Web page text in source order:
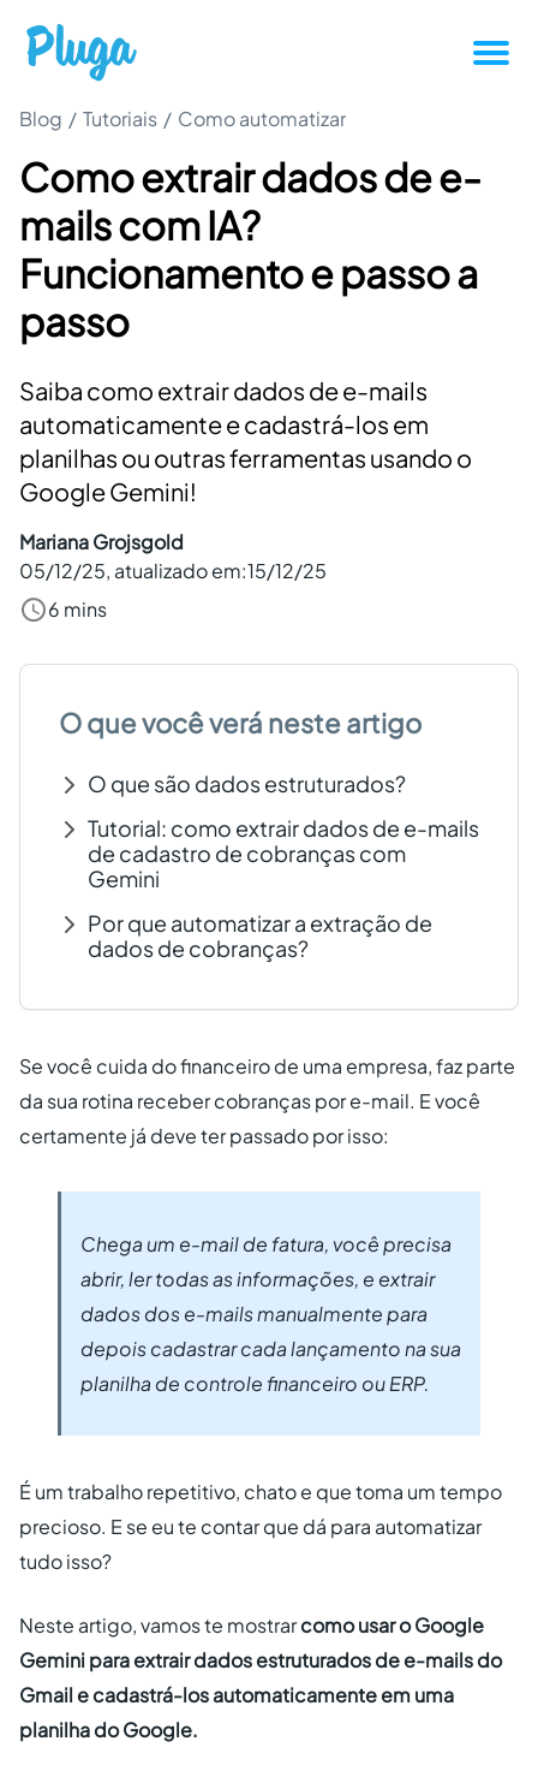
Tutoriais
Produtividade
Novidades da Pluga
Outros
Entrar
Criar conta grátis
Blog / Tutoriais / Como automatizar
Como extrair dados de e-
mails com IA?
Funcionamento e passo a
passo
Saiba como extrair dados de e-mails
automaticamente e cadastrá-los em
planilhas ou outras ferramentas usando o
Google Gemini!
Mariana Grojsgold
05/12/25, atualizado em:15/12/25
6 mins
O que você verá neste artigo
O que são dados estruturados?
Tutorial: como extrair dados de e-mails
de cadastro de cobranças com
Gemini
Por que automatizar a extração de
dados de cobranças?
Se você cuida do financeiro de uma empresa, faz parte
da sua rotina receber cobranças por e-mail. E você
certamente já deve ter passado por isso:
Chega um e-mail de fatura, você precisa
abrir, ler todas as informações, e extrair
dados dos e-mails manualmente para
depois cadastrar cada lançamento na sua
planilha de controle financeiro ou ERP.
É um trabalho repetitivo, chato e que toma um tempo
precioso. E se eu te contar que dá para automatizar
tudo isso?
Neste artigo, vamos te mostrarcomo usar o Google
Gemini para extrair dados estruturados de e-mails do
Gmail e cadastrá-los automaticamente em uma
planilha do Google.